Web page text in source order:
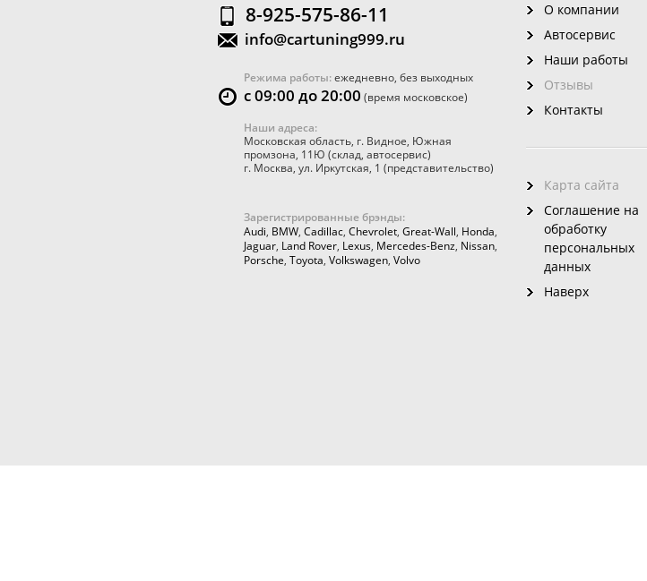
8-925-575-86-11
info@cartuning999.ru
Режима работы:ежедневно, без выходных
с 09:00 до 20:00 (время московское)
Наши адреса:
Московская область, г. Видное, Южная
промзона, 11Ю (склад, автосервис)
г. Москва, ул. Иркутская, 1 (представительство)
Зарегистрированные брэнды:
Audi, BMW, Cadillac, Chevrolet, Great-Wall, Honda,
Jaguar, Land Rover, Lexus, Mercedes-Benz, Nissan,
Porsche, Toyota, Volkswagen, Volvo
О компании
Автосервис
Наши работы
Отзывы
Контакты
Карта сайта
Соглашение на
обработку
персональных
данных
Наверх